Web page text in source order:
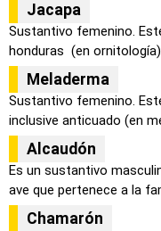
Jacapa
Sustantivo femenino.
honduras (en ornitología)
Meladerma
Sustantivo femenino.
inclusive anticuado (en
Alcaudón
Es un sustantivo
ave que pertenece a la
Chamarón